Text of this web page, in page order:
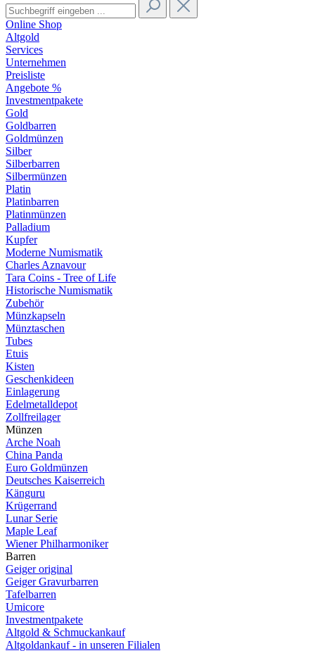
Online Shop
Altgold
Services
Unternehmen
Preisliste
Angebote %
Investmentpakete
Gold
Goldbarren
Goldmünzen
Silber
Silberbarren
Silbermünzen
Platin
Platinbarren
Platinmünzen
Palladium
Kupfer
Moderne Numismatik
Charles Aznavour
Tara Coins - Tree of Life
Historische Numismatik
Zubehör
Münzkapseln
Münztaschen
Tubes
Etuis
Kisten
Geschenkideen
Einlagerung
Edelmetalldepot
Zollfreilager
Münzen
Arche Noah
China Panda
Euro Goldmünzen
Deutsches Kaiserreich
Känguru
Krügerrand
Lunar Serie
Maple Leaf
Wiener Philharmoniker
Barren
Geiger original
Geiger Gravurbarren
Tafelbarren
Umicore
Investmentpakete
Altgold & Schmuckankauf
Altgoldankauf - in unseren Filialen